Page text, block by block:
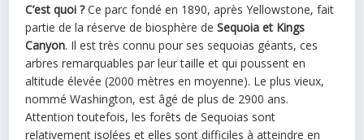
C’est quoi ?Ce parc fondé en 1890, après Yellowstone, fait
partie de la réserve de biosphère deSequoia et Kings
Canyon. Il est très connu pour ses sequoias géants, ces
arbres remarquables par leur taille et qui poussent en
altitude élevée (2000 mètres en moyenne). Le plus vieux,
nommé Washington, est âgé de plus de 2900 ans.
Attention toutefois, les forêts de Sequoias sont
relativement isolées et elles sont difficiles à atteindre en